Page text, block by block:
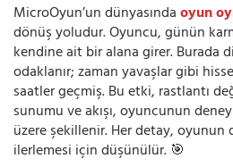
MicroOyun’un dünyasındaoyun
dönüş yoludur. Oyuncu, günün
kendine ait bir alana girer. Burada
odaklanır; zaman yavaşlar gibi
saatler geçmiş. Bu etki, rastlantı
sunumu ve akışı, oyuncunun
üzere şekillenir. Her detay, oyunun
ilerlemesi için düşünülür. 🎯